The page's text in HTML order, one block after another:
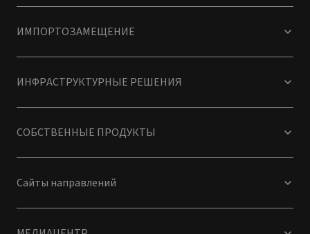
ИМПОРТОЗАМЕЩЕНИЕ
ИНФРАСТРУКТУРНЫЕ РЕШЕНИЯ
СОБСТВЕННЫЕ ПРОДУКТЫ
Сайты направлений